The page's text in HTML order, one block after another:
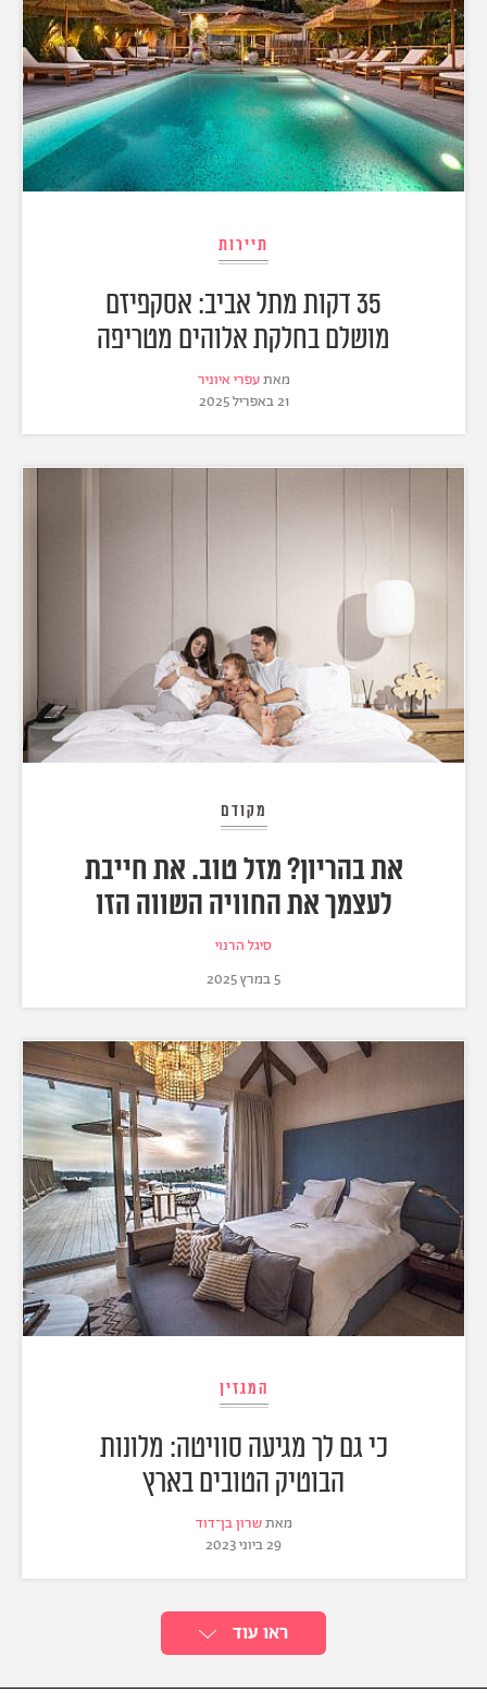
תיירות
35 דקות מתל אביב: אסקפיזם
מושלם בחלקת אלוהים מטריפה
מאתעפרי איוניר
21 באפריל 2025
מקודם
את בהריון? מזל טוב. את חייבת
לעצמך את החוויה השווה הזו
סיגל הרנוי
5 במרץ 2025
המגזין
כי גם לך מגיעה סוויטה: מלונות
הבוטיק הטובים בארץ
מאתשרון בן־דוד
29 ביוני 2023
ראו עוד